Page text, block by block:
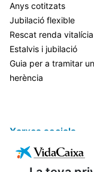
Anys cotitzats
Jubilació flexible
Rescat renda vitalícia
Estalvis i jubilació
Guia per a tramitar
herència
Xarxes socials